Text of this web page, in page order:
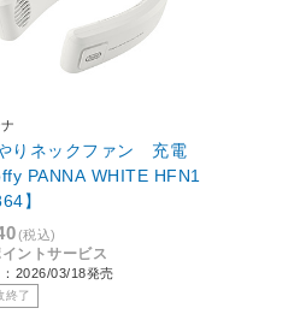
りネックファン 充電
PANNA WHITE HFN1
】
(税込)
ントサービス
2026/03/18発売
終了